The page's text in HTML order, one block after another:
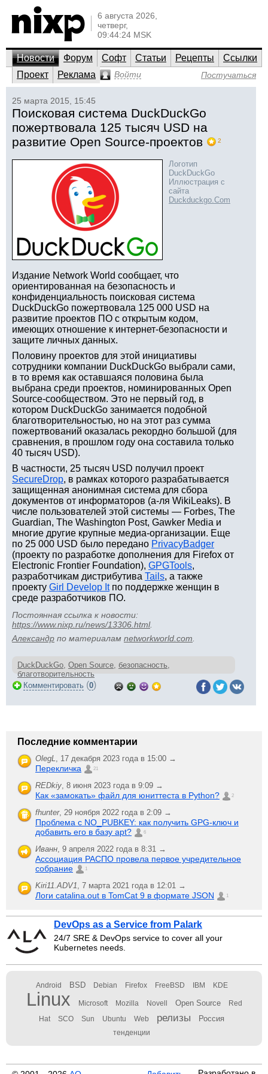
6 августа 2026,
четверг,
09:44:24 MSK
Новости Форум Софт Статьи Рецепты
Ссылки
Проект
Реклама Войти Постучаться
25 марта 2015, 15:45
Поисковая система DuckDuckGo
пожертвовала 125 тысяч USD на
развитие Open Source-проектов
2
Логотип
DuckDuckGo
Иллюстрация с
сайта
Duckduckgo.Com
Издание Network World сообщает, что
ориентированная на безопасность и
конфиденциальность поисковая система
DuckDuckGo пожертвовала 125 000 USD на
развитие проектов ПО с открытым кодом,
имеющих отношение к интернет-безопасности и
защите личных данных.
Половину проектов для этой инициативы
сотрудники компании DuckDuckGo выбрали сами,
в то время как оставшаяся половина была
выбрана среди проектов, номинированных Open
Source-сообществом. Это не первый год, в
котором DuckDuckGo занимается подобной
благотворительностью, но на этот раз сумма
пожертвований оказалась рекордно большой (для
сравнения, в прошлом году она составила только
40 тысяч USD).
В частности, 25 тысяч USD получил проект
SecureDrop, в рамках которого разрабатывается
защищенная анонимная система для сбора
документов от информаторов (а-ля WikiLeaks). В
числе пользователей этой системы — Forbes, The
Guardian, The Washington Post, Gawker Media и
многие другие крупные медиа-организации. Еще
по 25 000 USD было передано PrivacyBadger
(проекту по разработке дополнения для Firefox от
Electronic Frontier Foundation), GPGTools,
разработчикам дистрибутива Tails, а также
проекту Girl Develop Itпо поддержке женщин в
среде разработчиков ПО.
Постоянная ссылка к новости:
https://www.nixp.ru/news/13306.html.
Aлександр по материалам networkworld.com
DuckDuckGo, Open Source, безопасность,
благотворительность
Комментировать (0)
Последние комментарии
OlegL, 17 декабря 2023 года в 15:00 →
Перекличка 21
REDkiy, 8 июня 2023 года в 9:09 →
Как «замокать» файл для юниттеста в Python? 2
fhunter, 29 ноября 2022 года в 2:09 →
Проблема с NO_PUBKEY: как получить GPG-ключ и
добавить его в базу apt?
6
Иванн, 9 апреля 2022 года в 8:31 →
Ассоциация РАСПО провела первое учредительное
собрание
1
Kiri11.ADV1, 7 марта 2021 года в 12:01 →
Логи catalina.out в TomCat 9 в формате JSON 1
DevOps as a Service from Palark
24/7 SRE & DevOps service to cover all your
Kubernetes needs.
Android BSD Debian Firefox FreeBSD IBM KDE
Linux Microsoft Mozilla Novell Open Source Red
Hat SCO Sun Ubuntu Web релизы Россия
тенденции